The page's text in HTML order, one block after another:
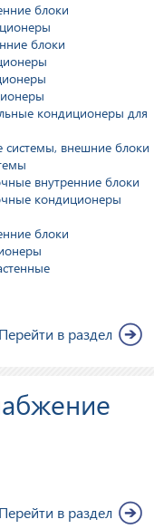
блоки
блоки
кондиционеры для
системы, внешние блоки
внутренние блоки
кондиционеры
блоки
Перейти в раздел
Перейти в раздел